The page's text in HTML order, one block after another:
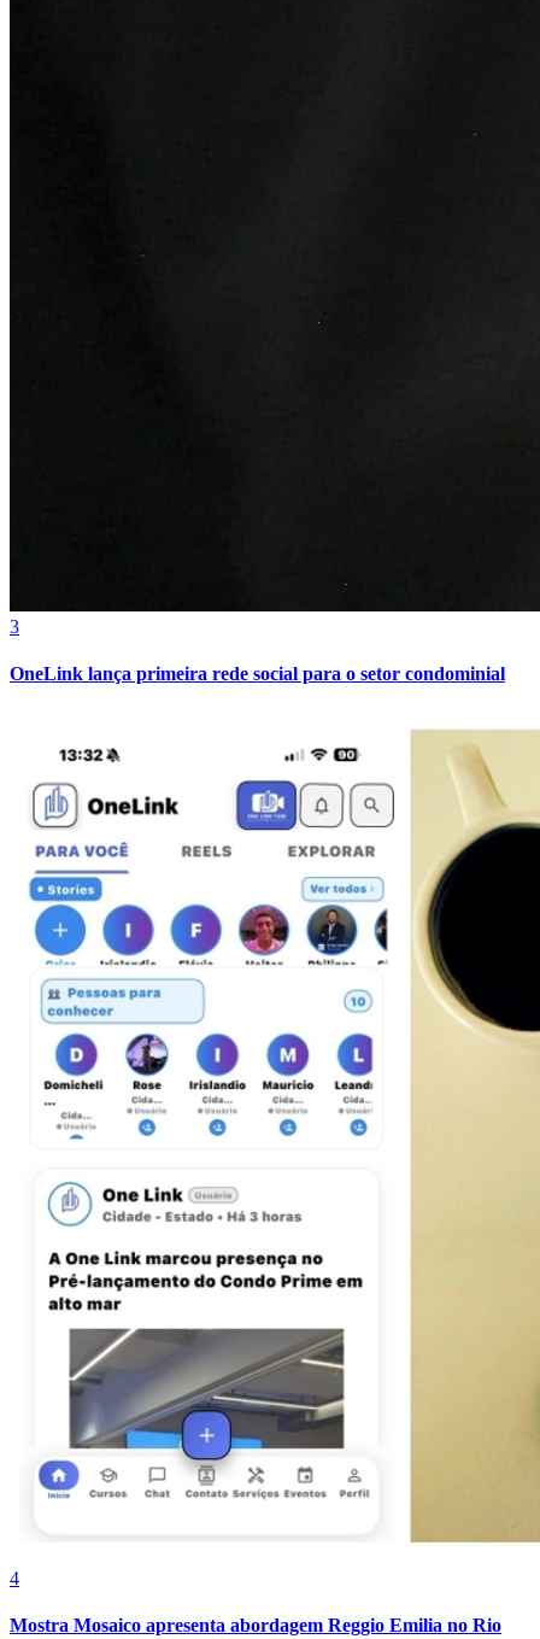
Atlético-MG
3
OneLink lança primeira rede social para o setor condominial
4
Mostra Mosaico apresenta abordagem Reggio Emilia no Rio